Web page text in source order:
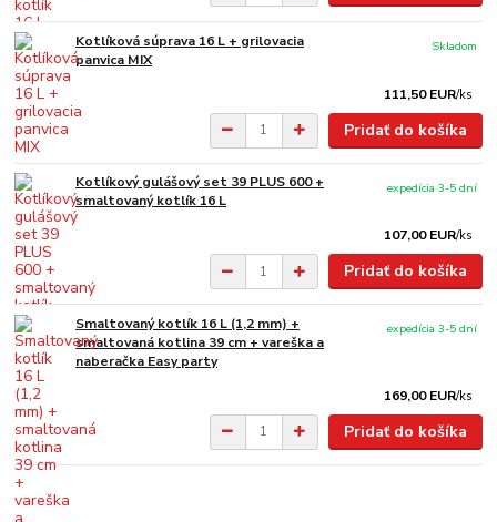
Kotlíková súprava 16 L + grilovacia
panvica MIX
111,50 EUR/ks
Skladom
Pridať do košíka
Kotlíkový gulášový set 39 PLUS 600 +
smaltovaný kotlík 16 L
107,00 EUR/ks
expedícia 3-5 dní
Pridať do košíka
Smaltovaný kotlík 16 L (1,2 mm) +
smaltovaná kotlina 39 cm + vareška a
naberačka Easy party
169,00 EUR/ks
expedícia 3-5 dní
Pridať do košíka